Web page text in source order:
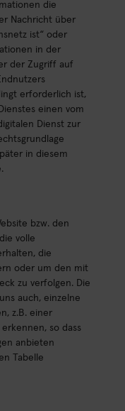
die
Nachricht über
ist“ oder
in der
der Zugriff auf
erforderlich ist,
einen vom
Dienst zur
in diesem
bzw. den
volle
die
oder um den mit
zu verfolgen. Die
auch, einzelne
z.B. einer
so dass
anbieten
Tabelle